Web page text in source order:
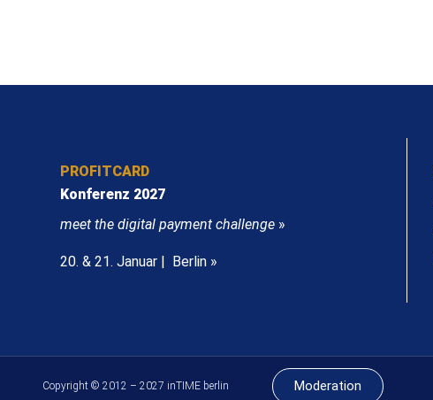
PROFITCARD
Konferenz 2027
meet the digital payment challenge »
20. & 21. Januar | Berlin »
Copyright © 2012 – 2027 inTIME berlin Moderation